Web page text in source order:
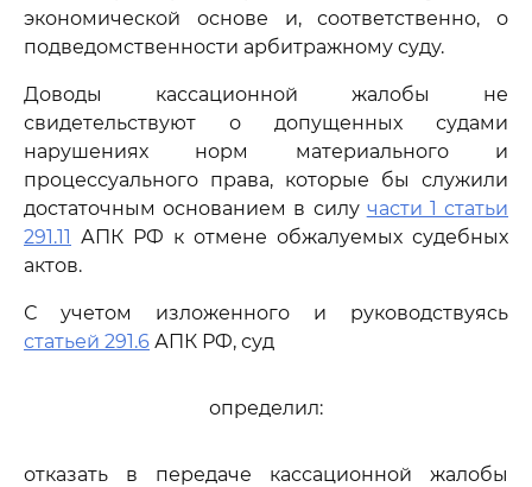
экономической основе и, соответственно, о
подведомственности арбитражному суду.
Доводы кассационной жалобы не
свидетельствуют о допущенных судами
нарушениях норм материального и
процессуального права, которые бы служили
достаточным основанием в силу части 1 статьи
291.11 АПК РФ к отмене обжалуемых судебных
актов.
С учетом изложенного и руководствуясь
статьей 291.6 АПК РФ, суд
определил:
отказать в передаче кассационной жалобы